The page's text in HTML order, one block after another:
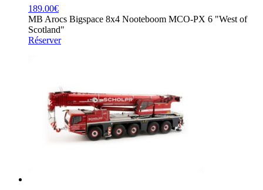
189.00€
MB Arocs Bigspace 8x4 Nooteboom MCO-PX 6 "West of
Scotland"
Réserver